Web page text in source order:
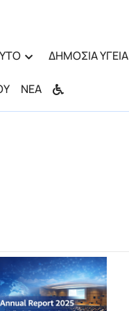
ΔΗΜΟΣΙΑ ΥΓΕΙΑ
ΝΕΑ